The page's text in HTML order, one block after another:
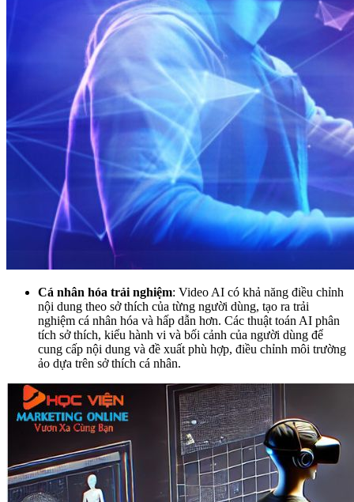
Cá nhân hóa trải nghiệm: Video AI có khả năng điều chỉnh
nội dung theo sở thích của từng người dùng, tạo ra trải
nghiệm cá nhân hóa và hấp dẫn hơn. Các thuật toán AI phân
tích sở thích, kiểu hành vi và bối cảnh của người dùng để
cung cấp nội dung và đề xuất phù hợp, điều chỉnh môi trường
ảo dựa trên sở thích cá nhân.